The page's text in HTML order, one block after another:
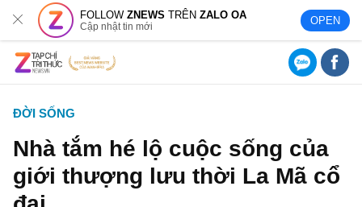
FOLLOWZNEWS TRÊNZALO OA
Cập nhật tin mới OPEN
ĐỜI SỐNG
Nhà tắm hé lộ cuộc sống của
giới thượng lưu thời La Mã cổ